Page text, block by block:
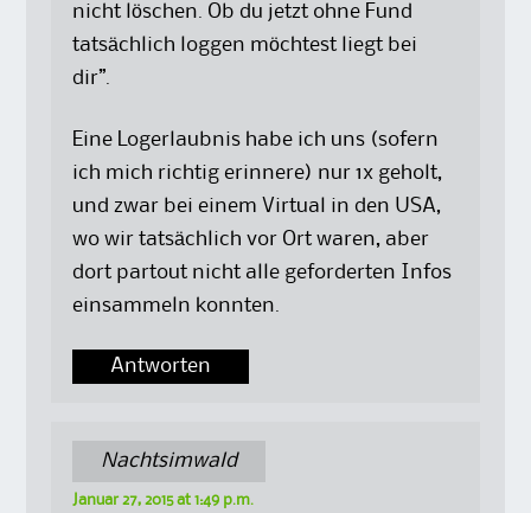
nicht löschen. Ob du jetzt ohne Fund
tatsächlich loggen möchtest liegt bei
dir”.
Eine Logerlaubnis habe ich uns (sofern
ich mich richtig erinnere) nur 1x geholt,
und zwar bei einem Virtual in den USA,
wo wir tatsächlich vor Ort waren, aber
dort partout nicht alle geforderten Infos
einsammeln konnten.
Antworten
Nachtsimwald
Januar 27, 2015 at 1:49 p.m.